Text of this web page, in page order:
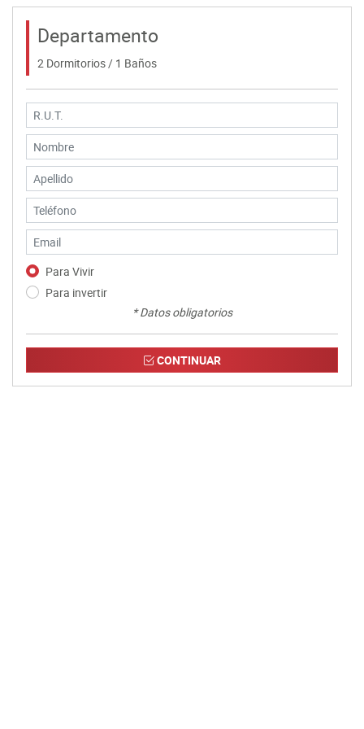
Departamento
2 Dormitorios / 1 Baños
Para Vivir
Para invertir
* Datos obligatorios
CONTINUAR